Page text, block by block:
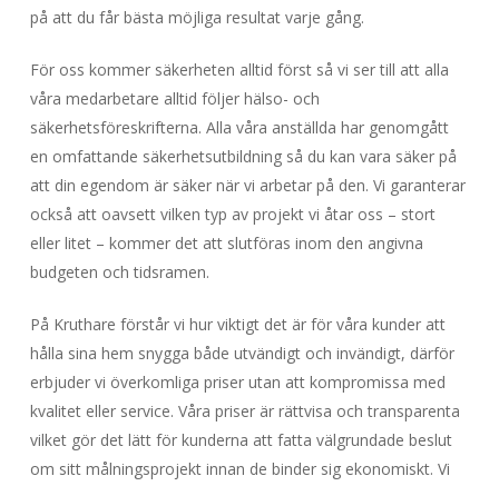
på att du får bästa möjliga resultat varje gång.
För oss kommer säkerheten alltid först så vi ser till att alla
våra medarbetare alltid följer hälso- och
säkerhetsföreskrifterna. Alla våra anställda har genomgått
en omfattande säkerhetsutbildning så du kan vara säker på
att din egendom är säker när vi arbetar på den. Vi garanterar
också att oavsett vilken typ av projekt vi åtar oss – stort
eller litet – kommer det att slutföras inom den angivna
budgeten och tidsramen.
På Kruthare förstår vi hur viktigt det är för våra kunder att
hålla sina hem snygga både utvändigt och invändigt, därför
erbjuder vi överkomliga priser utan att kompromissa med
kvalitet eller service. Våra priser är rättvisa och transparenta
vilket gör det lätt för kunderna att fatta välgrundade beslut
om sitt målningsprojekt innan de binder sig ekonomiskt. Vi